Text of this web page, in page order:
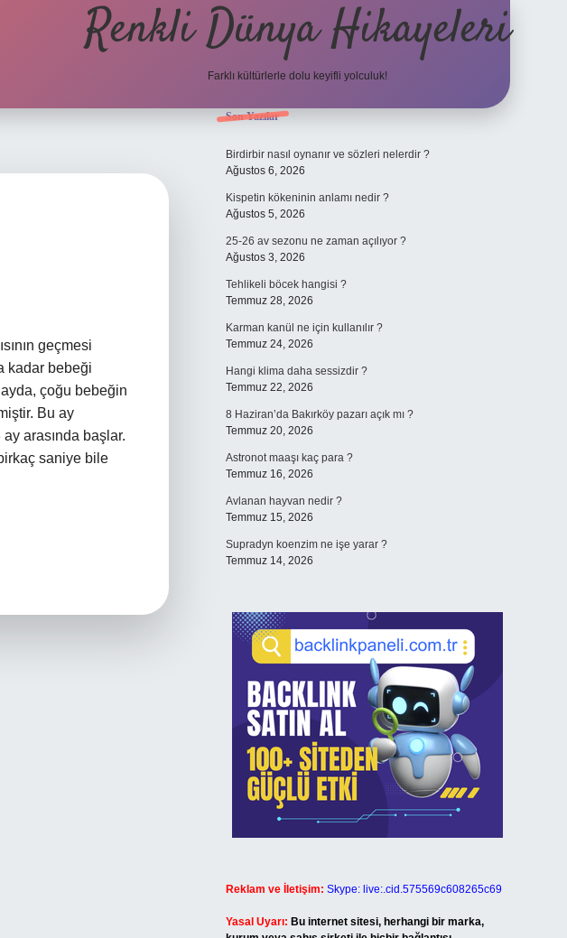
Renkli Dünya Hikayeleri
Farklı kültürlerle dolu keyifli yolculuk!
geçmesi
kadar bebeği
çoğu bebeğin
Bu ay
arasında başlar.
saniye bile
Sidebar
Son Yazılar
Birdirbir nasıl oynanır ve sözleri nelerdir ?
Ağustos 6, 2026
Kispetin kökeninin anlamı nedir ?
Ağustos 5, 2026
25-26 av sezonu ne zaman açılıyor ?
Ağustos 3, 2026
Tehlikeli böcek hangisi ?
Temmuz 28, 2026
Karman kanül ne için kullanılır ?
Temmuz 24, 2026
Hangi klima daha sessizdir ?
Temmuz 22, 2026
8 Haziran’da Bakırköy pazarı açık mı ?
Temmuz 20, 2026
Astronot maaşı kaç para ?
Temmuz 16, 2026
Avlanan hayvan nedir ?
Temmuz 15, 2026
Supradyn koenzim ne işe yarar ?
Temmuz 14, 2026
Reklam ve İletişim: Skype: live:.cid.575569c608265c69
Yasal Uyarı: Bu internet sitesi, herhangi bir marka,